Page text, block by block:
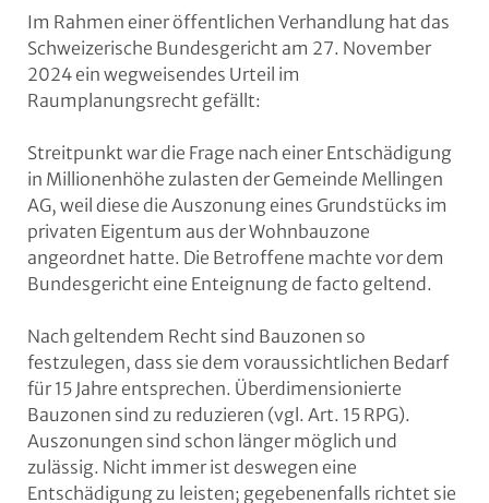
Im Rahmen einer öffentlichen Verhandlung hat das
Schweizerische Bundesgericht am 27. November
2024 ein wegweisendes Urteil im
Raumplanungsrecht gefällt:
Streitpunkt war die Frage nach einer Entschädigung
in Millionenhöhe zulasten der Gemeinde Mellingen
AG, weil diese die Auszonung eines Grundstücks im
privaten Eigentum aus der Wohnbauzone
angeordnet hatte. Die Betroffene machte vor dem
Bundesgericht eine Enteignung de facto geltend.
Nach geltendem Recht sind Bauzonen so
festzulegen, dass sie dem voraussichtlichen Bedarf
für 15 Jahre entsprechen. Überdimensionierte
Bauzonen sind zu reduzieren (vgl. Art. 15 RPG).
Auszonungen sind schon länger möglich und
zulässig. Nicht immer ist deswegen eine
Entschädigung zu leisten; gegebenenfalls richtet sie